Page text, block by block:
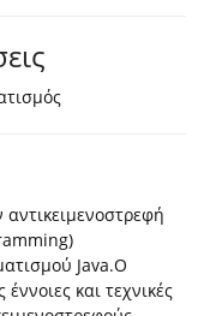
Java.Ο
και τεχνικές